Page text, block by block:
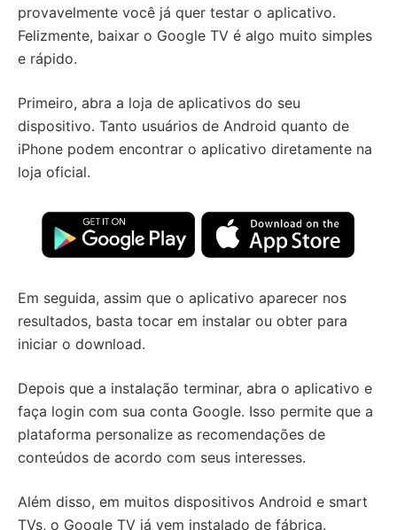
provavelmente você já quer testar o aplicativo.
Felizmente, baixar o Google TV é algo muito simples
e rápido.
Primeiro, abra a loja de aplicativos do seu
dispositivo. Tanto usuários de Android quanto de
iPhone podem encontrar o aplicativo diretamente na
loja oficial.
Em seguida, assim que o aplicativo aparecer nos
resultados, basta tocar em instalar ou obter para
iniciar o download.
Depois que a instalação terminar, abra o aplicativo e
faça login com sua conta Google. Isso permite que a
plataforma personalize as recomendações de
conteúdos de acordo com seus interesses.
Além disso, em muitos dispositivos Android e smart
TVs, o Google TV já vem instalado de fábrica.